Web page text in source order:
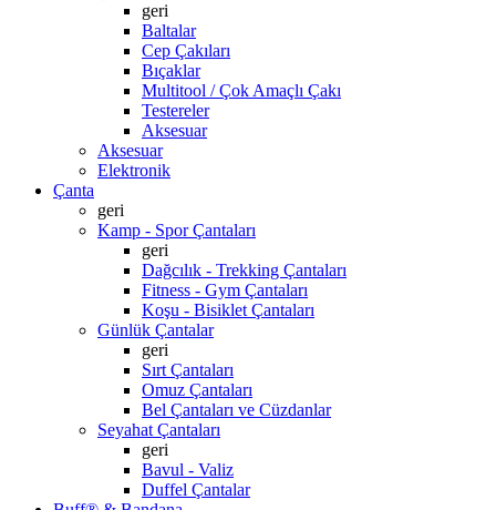
geri
Baltalar
Cep Çakıları
Bıçaklar
Multitool / Çok Amaçlı Çakı
Testereler
Aksesuar
Aksesuar
Elektronik
Çanta
geri
Kamp - Spor Çantaları
geri
Dağcılık - Trekking Çantaları
Fitness - Gym Çantaları
Koşu - Bisiklet Çantaları
Günlük Çantalar
geri
Sırt Çantaları
Omuz Çantaları
Bel Çantaları ve Cüzdanlar
Seyahat Çantaları
geri
Bavul - Valiz
Duffel Çantalar